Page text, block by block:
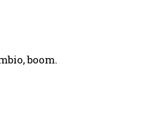
boom.